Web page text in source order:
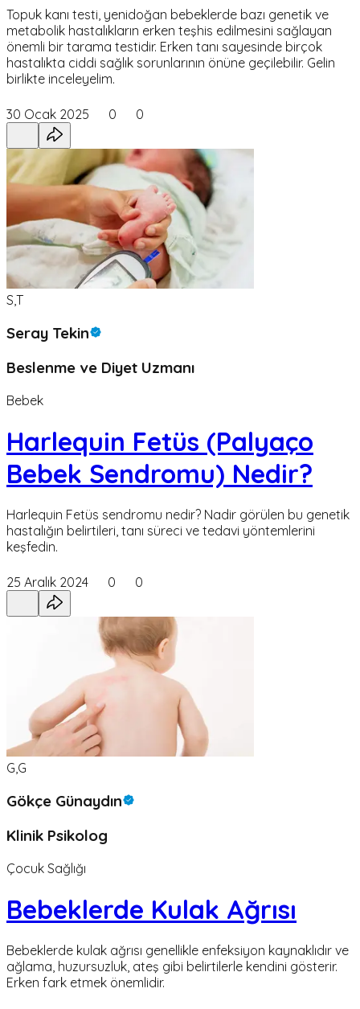
Topuk kanı testi, yenidoğan bebeklerde bazı genetik ve
metabolik hastalıkların erken teşhis edilmesini sağlayan
önemli bir tarama testidir. Erken tanı sayesinde birçok
hastalıkta ciddi sağlık sorunlarının önüne geçilebilir. Gelin
birlikte inceleyelim.
30 Ocak 2025 0 0
S,T
Seray Tekin
Beslenme ve Diyet Uzmanı
Bebek
Harlequin Fetüs (Palyaço
Bebek Sendromu) Nedir?
Harlequin Fetüs sendromu nedir? Nadir görülen bu genetik
hastalığın belirtileri, tanı süreci ve tedavi yöntemlerini
keşfedin.
25 Aralık 2024 0 0
G,G
Gökçe Günaydın
Klinik Psikolog
Çocuk Sağlığı
Bebeklerde Kulak Ağrısı
Bebeklerde kulak ağrısı genellikle enfeksiyon kaynaklıdır ve
ağlama, huzursuzluk, ateş gibi belirtilerle kendini gösterir.
Erken fark etmek önemlidir.